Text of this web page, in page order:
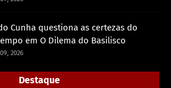
Cunha questiona as certezas do
em O Dilema do Basilisco
2026
Destaque